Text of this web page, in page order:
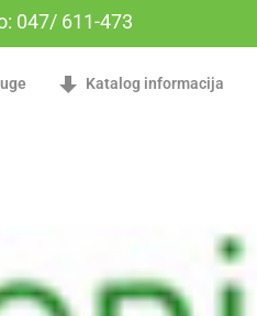
047/ 611-473
Katalog informacija